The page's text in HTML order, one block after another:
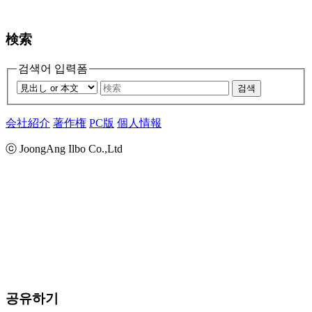
検索
검색어 입력폼
검색
会社紹介 著作権 PC版 個人情報
ⓒ JoongAng Ilbo Co.,Ltd
공유하기